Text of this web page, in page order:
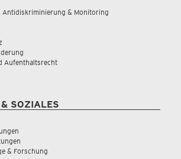
Antidiskriminierung & Monitoring
Aufenthaltsrecht
SOZIALES
& Forschung